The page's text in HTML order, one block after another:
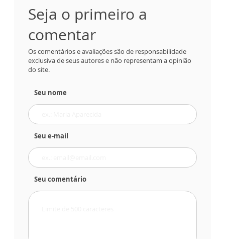
Seja o primeiro a
comentar
Os comentários e avaliações são de responsabilidade
exclusiva de seus autores e não representam a opinião
do site.
Seu nome
Seu e-mail
Seu comentário